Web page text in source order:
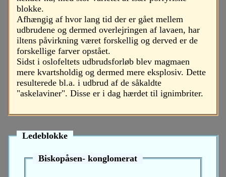
blokke.
Afhængig af hvor lang tid der er gået mellem
udbrudene og dermed overlejringen af lavaen, har
iltens påvirkning været forskellig og derved er de
forskellige farver opstået.
Sidst i oslofeltets udbrudsforløb blev magmaen
mere kvartsholdig og dermed mere eksplosiv. Dette
resulterede bl.a. i udbrud af de såkaldte
"askelaviner". Disse er i dag hærdet til ignimbriter.
Ledeblokke
Biskopåsen- konglomerat